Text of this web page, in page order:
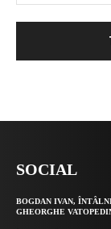
SOCIAL
BOGDAN IVAN,
GHEORGHE